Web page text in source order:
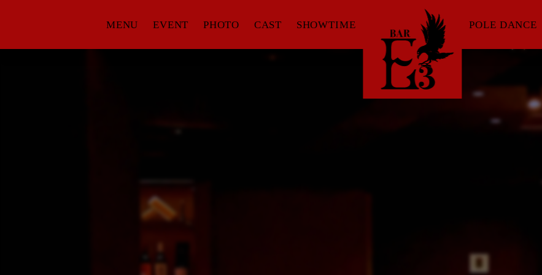
MENU EVENT PHOTO CAST SHOWTIME POLE DANCE